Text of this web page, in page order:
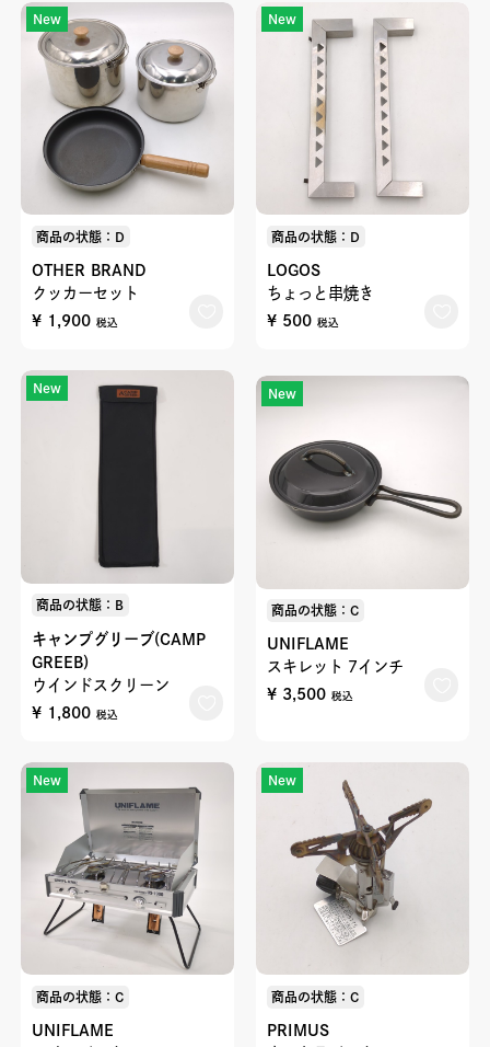
New
商品の状態：D
OTHER BRAND
クッカーセット
¥ 1,900 税込
New
商品の状態：D
LOGOS
ちょっと串焼き
¥ 500 税込
New
商品の状態：B
キャンプグリーブ(CAMP
GREEB)
ウインドスクリーン
¥ 1,800 税込
New
商品の状態：C
UNIFLAME
スキレット 7インチ
¥ 3,500 税込
New
商品の状態：C
UNIFLAME
New
商品の状態：C
PRIMUS